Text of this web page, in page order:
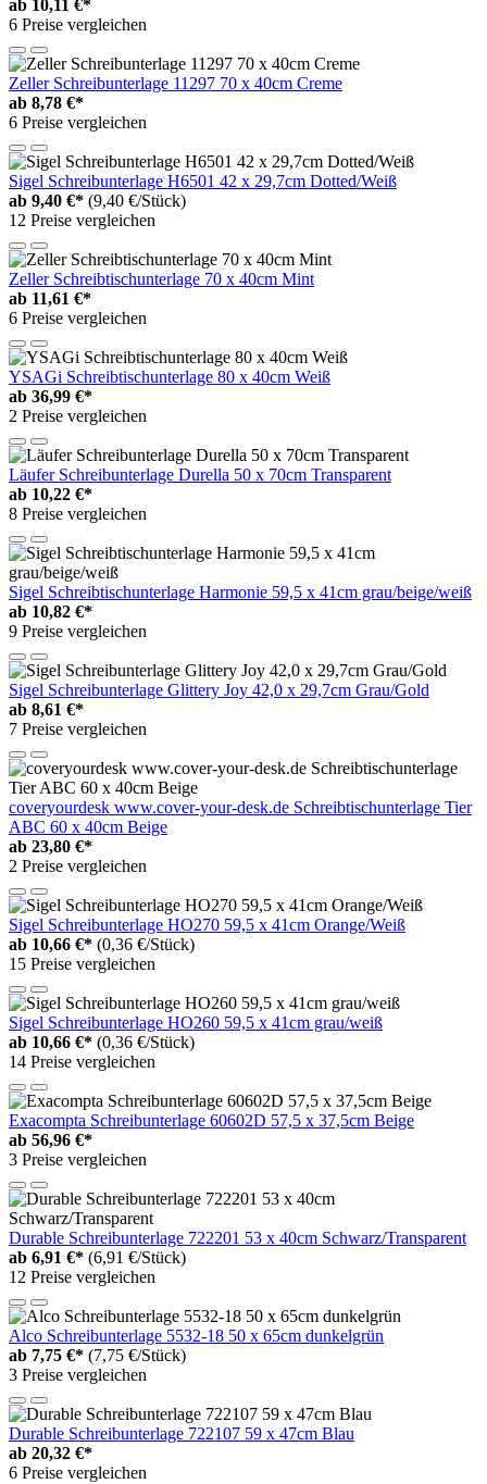
ab 10,11 €*
6 Preise vergleichen
Zeller Schreibunterlage 11297 70 x 40cm Creme
ab 8,78 €*
6 Preise vergleichen
Sigel Schreibunterlage H6501 42 x 29,7cm Dotted/Weiß
ab 9,40 €* (9,40 €/Stück)
12 Preise vergleichen
Zeller Schreibtischunterlage 70 x 40cm Mint
ab 11,61 €*
6 Preise vergleichen
YSAGi Schreibtischunterlage 80 x 40cm Weiß
ab 36,99 €*
2 Preise vergleichen
Läufer Schreibunterlage Durella 50 x 70cm Transparent
ab 10,22 €*
8 Preise vergleichen
Sigel Schreibtischunterlage Harmonie 59,5 x 41cm grau/beige/weiß
ab 10,82 €*
9 Preise vergleichen
Sigel Schreibunterlage Glittery Joy 42,0 x 29,7cm Grau/Gold
ab 8,61 €*
7 Preise vergleichen
coveryourdesk www.cover-your-desk.de Schreibtischunterlage Tier
ABC 60 x 40cm Beige
ab 23,80 €*
2 Preise vergleichen
Sigel Schreibunterlage HO270 59,5 x 41cm Orange/Weiß
ab 10,66 €* (0,36 €/Stück)
15 Preise vergleichen
Sigel Schreibunterlage HO260 59,5 x 41cm grau/weiß
ab 10,66 €* (0,36 €/Stück)
14 Preise vergleichen
Exacompta Schreibunterlage 60602D 57,5 x 37,5cm Beige
ab 56,96 €*
3 Preise vergleichen
Durable Schreibunterlage 722201 53 x 40cm Schwarz/Transparent
ab 6,91 €* (6,91 €/Stück)
12 Preise vergleichen
Alco Schreibunterlage 5532-18 50 x 65cm dunkelgrün
ab 7,75 €* (7,75 €/Stück)
3 Preise vergleichen
Durable Schreibunterlage 722107 59 x 47cm Blau
ab 20,32 €*
6 Preise vergleichen